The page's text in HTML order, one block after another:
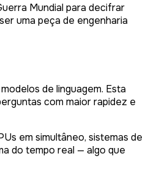
Mundial para decifrar
uma peça de engenharia
de linguagem. Esta
com maior rapidez e
em simultâneo, sistemas de
do tempo real — algo que